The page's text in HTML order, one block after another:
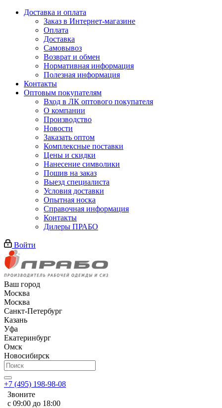
Доставка и оплата
Заказ в Интернет-магазине
Оплата
Доставка
Самовывоз
Возврат и обмен
Нормативная информация
Полезная информация
Контакты
Оптовым покупателям
Вход в ЛК оптового покупателя
О компании
Производство
Новости
Заказать оптом
Комплексные поставки
Цены и скидки
Нанесение символики
Пошив на заказ
Выезд специалиста
Условия доставки
Опытная носка
Справочная информация
Контакты
Дилеры ПРАБО
Войти
Ваш город
Москва
Москва
Санкт-Петербург
Казань
Уфа
Екатеринбург
Омск
Новосибирск
+7 (495) 198-98-08
Звоните
с 09:00 до 18:00